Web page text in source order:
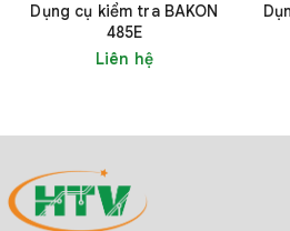
Dụng cụ kiểm tra BAKON
485E
Liên hệ